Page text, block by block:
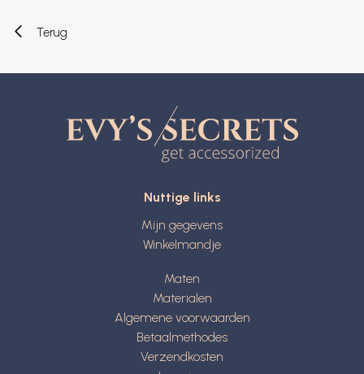
Terug
Nuttige links
Mijn gegevens
Winkelmandje
Maten
Materialen
Algemene voorwaarden
Betaalmethodes
Verzendkosten